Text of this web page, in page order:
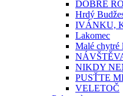
DOBŘE
Hrdý
IVÁNKU,
Lakomec
Malé chytré
NIKDY
PUSŤTE
VELETOČ